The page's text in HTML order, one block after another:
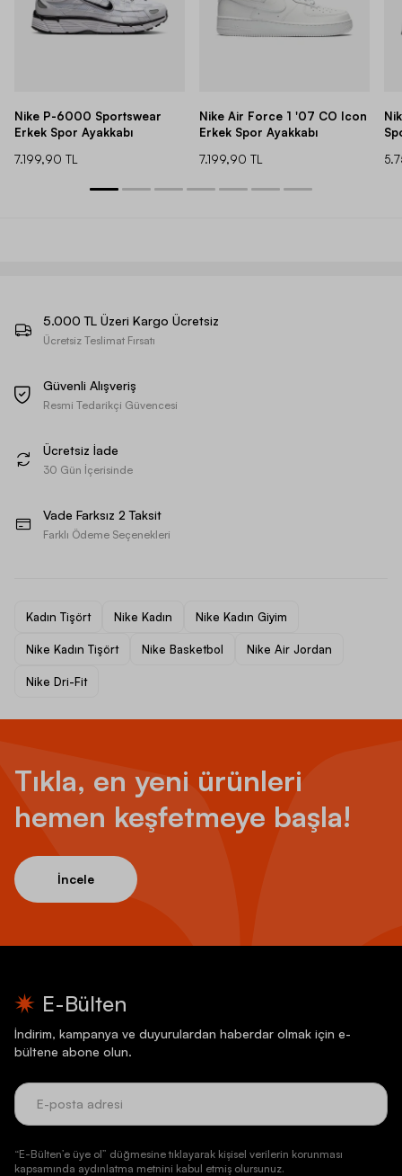
Nike P-6000 Sportswear
Erkek Spor Ayakkabı
7.199,90 TL
Nike Air Force 1 '07 CO Icon
Erkek Spor Ayakkabı
7.199,90 TL
5.000 TL Üzeri Kargo Ücretsiz
Ücretsiz Teslimat Fırsatı
Güvenli Alışveriş
Resmi Tedarikçi Güvencesi
Ücretsiz İade
30 Gün İçerisinde
Vade Farksız 2 Taksit
Farklı Ödeme Seçenekleri
Kadın Tişört Nike Kadın Nike Kadın Giyim
Nike Kadın Tişört Nike Basketbol Nike Air Jordan
Nike Dri-Fit
Tıkla, en yeni ürünleri
hemen keşfetmeye başla!
İncele
E-Bülten
İndirim, kampanya ve duyurulardan haberdar olmak için e-
bültene abone olun.
“E-Bülten’e üye ol” düğmesine tıklayarak kişisel verilerin korunması
kapsamında aydınlatma metnini kabul etmiş olursunuz.